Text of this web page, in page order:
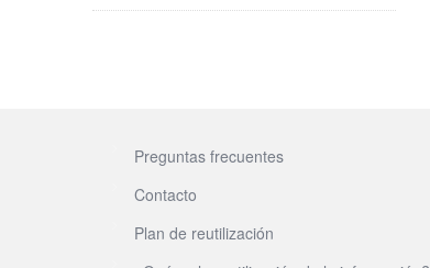
Preguntas frecuentes
Contacto
Plan de reutilización